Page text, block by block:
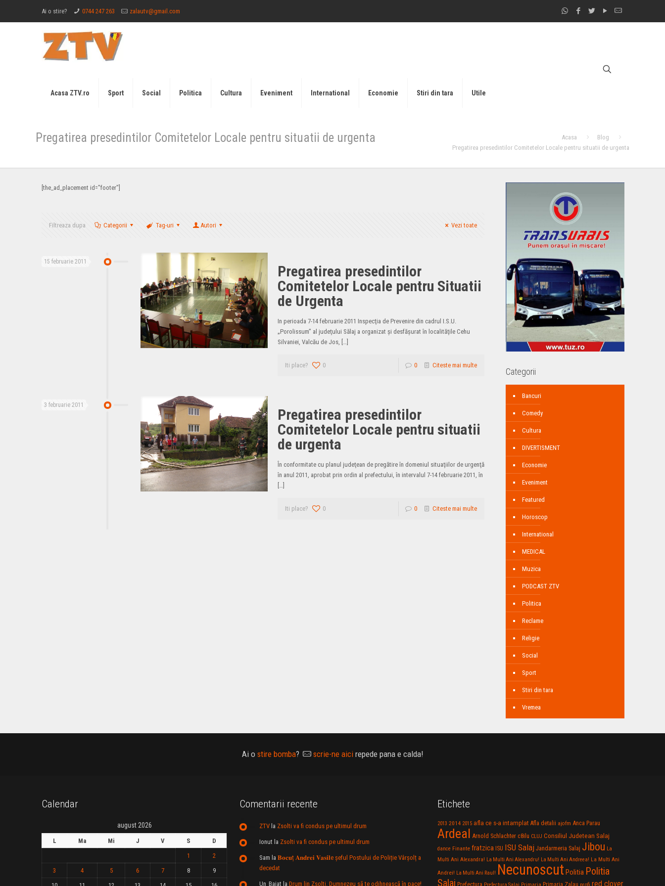
Ai o stire? 0744 247 263 zalautv@gmail.com
Acasa ZTV.ro Sport Social Politica Cultura Eveniment International Economie Stiri din tara Utile
Pregatirea presedintilor Comitetelor Locale pentru situatii de urgenta Acasa
Blog
Pregatirea presedintilor Comitetelor Locale pentru situatii de urgenta
[the_ad_placement id="footer"]
Filtreaza dupa Categorii Tag-uri Autori Vezi toate
15 februarie 2011
Pregatirea presedintilor
Comitetelor Locale pentru Situatii
de Urgenta
In perioada 7-14 februarie 2011 Inspecţia de Prevenire din cadrul I.S.U.
„Porolissum” al judeţului Sălaj a organizat şi desfăşurat în localităţile Cehu
Silvaniei, Valcău de Jos, […]
Iti place? 0 0 Citeste mai multe
3 februarie 2011
Pregatirea presedintilor
Comitetelor Locale pentru situatii
de urgenta
În conformitate cu planul judeţean de pregătire în domeniul situaţiilor de urgenţă
în anul 2011, aprobat prin ordin al prefectului, în intervalul 7-14 februarie 2011, în
[…]
Iti place? 0 0 Citeste mai multe
Categorii
Bancuri
Comedy
Cultura
DIVERTISMENT
Economie
Eveniment
Featured
Horoscop
International
MEDICAL
Muzica
PODCAST ZTV
Politica
Reclame
Religie
Social
Sport
Stiri din tara
Vremea
Ai o stire bomba? scrie-ne aicirepede pana e calda!
Calendar
august 2026
L Ma Mi J V S
D
1
2
3
4 5 6 7 8
9
Comentarii recente
ZTVla Zsolti va fi condus pe ultimul drum
Ionut la Zsolti va fi condus pe ultimul drum
Sam la 𝐁𝐨𝐜𝐮ț 𝐀𝐧𝐝𝐫𝐞𝐢 𝐕𝐚𝐬𝐢𝐥e şeful Postului de Poliție Vârșolț a
decedat
Un_Baiat la Drum lin Zsolti. Dumnezeu sã te odihneascã în pace!
Etichete
2013 2014 2015 afla ce s-a intamplat Afla detalii ajofm Anca Parau
Ardeal Arnold Schlachter c8ilu CLUJ Consiliul Judetean Salaj
dance Finante fratzica ISU ISU Salaj Jandarmeria Salaj Jibou La
Multi Ani Alexandra! La Multi Ani Alexandru! La Multi Ani Andreea! La Multi Ani
Andrei! La Multi Ani Raul! Necunoscut Politia Politia
Salaj Prefectura Primaria Zalau profi red clover